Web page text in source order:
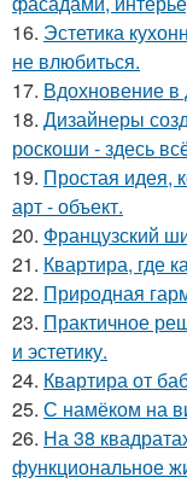
16. Эстетика
не влюбиться.
17. Вдохновение в
18. Дизайнеры
роскоши - здесь
19. Простая идея,
арт - объект.
20. Французский
21. Квартира, где
22. Природная
23. Практичное
и эстетику.
24. Квартира от
25. С намёком на
26. На 38
функциональное